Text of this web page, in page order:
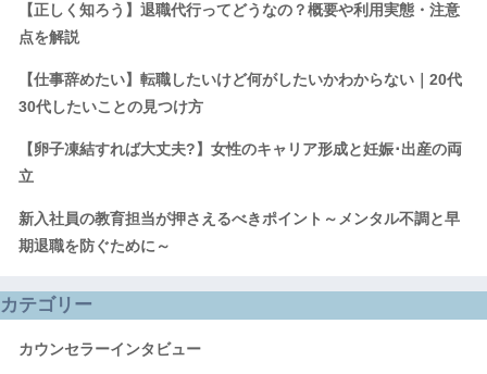
【正しく知ろう】退職代行ってどうなの？概要や利用実態・注意
点を解説
【仕事辞めたい】転職したいけど何がしたいかわからない｜20代
30代したいことの見つけ方
【卵子凍結すれば大丈夫?】女性のキャリア形成と妊娠･出産の両
立
新入社員の教育担当が押さえるべきポイント～メンタル不調と早
期退職を防ぐために～
カテゴリー
カウンセラーインタビュー